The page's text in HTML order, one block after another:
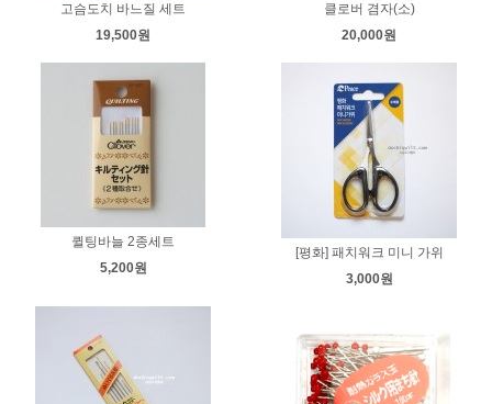
고슴도치 바느질 세트
19,500원
클로버 겸자(소)
20,000원
퀼팅바늘 2종세트
5,200원
[평화] 패치워크 미니 가위
3,000원